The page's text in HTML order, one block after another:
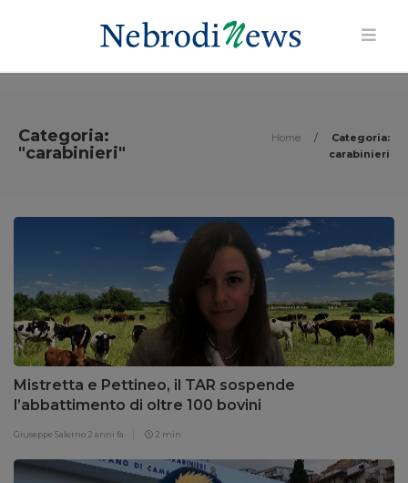
Categoria:
"carabinieri"
Home /
Categoria:
carabinieri
Mistretta e Pettineo, il TAR sospende
l’abbattimento di oltre 100 bovini
Giuseppe Salerno 2 anni fa 2 min